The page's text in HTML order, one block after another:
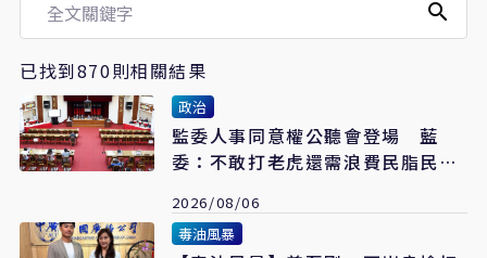
已找到870則相關結果
政治
監委人事同意權公聽會登場 藍
委：不敢打老虎還需浪費民脂民膏
2026/08/06
毒油風暴